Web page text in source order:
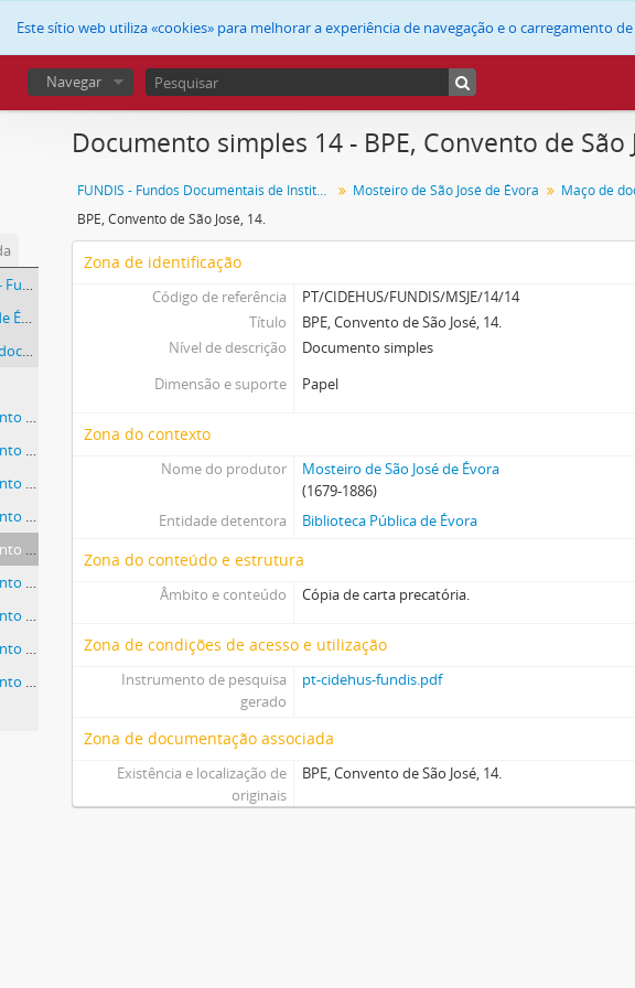
Este sítio web utiliza «cookies» para melhorar a experiência de navegação e o carregamento
Navegar
do Sul
14.
14.
14.
14.
14.
14.
14
14
14
14
Documento simples 14 - BPE, Convento de São
FUNDIS - Fundos Documentais de Instituições do Sul Mosteiro de São José de Évora
BPE, Convento de São José, 14.
Zona de identificação
Código de referência
PT/CIDEHUS/FUNDIS/MSJE/14/14
Título
BPE, Convento de São José, 14.
Nível de descrição
Documento simples
Dimensão e suporte
Papel
Zona do contexto
Nome do produtor
Mosteiro de São José de Évora
(1679-1886)
Entidade detentora
Biblioteca Pública de Évora
Zona do conteúdo e estrutura
Âmbito e conteúdo Cópia de carta precatória.
Zona de condições de acesso e utilização
Instrumento de pesquisa
gerado
pt-cidehus-fundis.pdf
Zona de documentação associada
Existência e localização de
originais
BPE, Convento de São José, 14.